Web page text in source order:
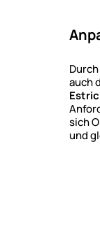
auch
sich
und